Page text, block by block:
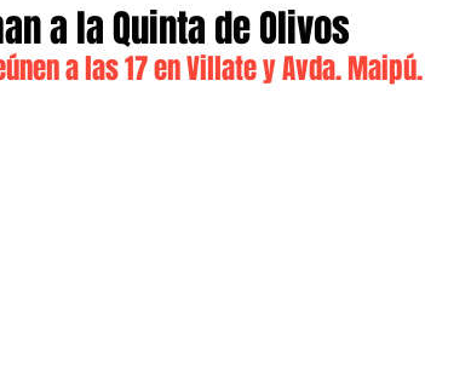
a la Quinta de Olivos
a las 17 en Villate y Avda. Maipú.